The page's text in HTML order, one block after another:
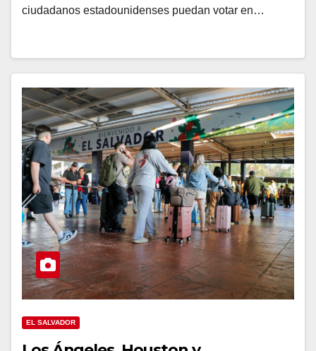
ciudadanos estadounidenses puedan votar en…
EL SALVADOR